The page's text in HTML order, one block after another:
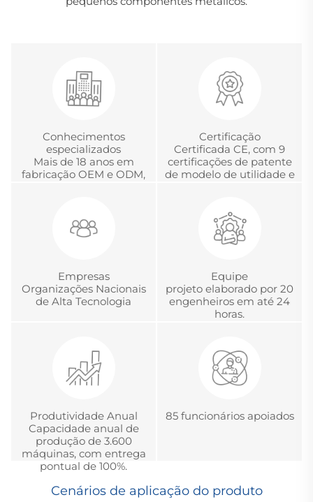
Conhecimentos
especializados
Mais de 18 anos em
fabricação OEM e ODM,
Certificação
Certificada CE, com 9
certificações de patente
de modelo de utilidade e
em Metrologia.
Empresas
Organizações Nacionais
de Alta Tecnologia
Equipe
projeto elaborado por 20
engenheiros em até 24
horas.
Produtividade Anual
Capacidade anual de
produção de 3.600
máquinas, com entrega
pontual de 100%.
85 funcionários apoiados
Cenários de aplicação do produto